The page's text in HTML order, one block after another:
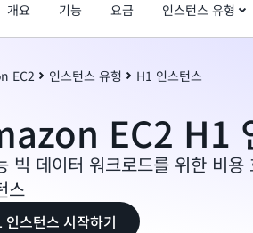
개요 기능 요금 인스턴스 유형
EC2 인스턴스 유형 H1 인스턴스
EC2 H1
빅 데이터 워크로드를 위한 비
스
인스턴스 시작하기